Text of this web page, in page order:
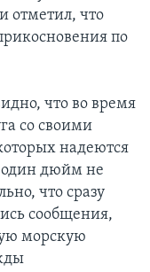
отметил, что
по
что во время
со своими
надеются
один дюйм не
что сразу
сообщения,
морскую